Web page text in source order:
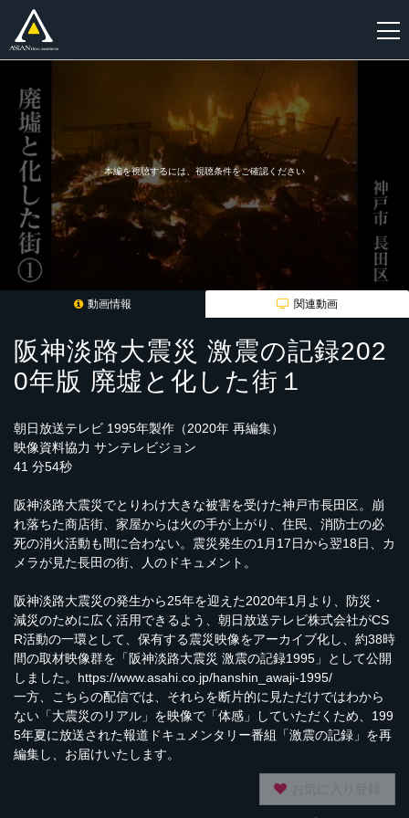
本編を視聴するには、視聴条件をご確認ください
動画情報 関連動画
阪神淡路大震災 激震の記録202
0年版 廃墟と化した街１
朝日放送テレビ 1995年製作（2020年 再編集）
映像資料協力 サンテレビジョン
41 分54秒
阪神淡路大震災でとりわけ大きな被害を受けた神戸市長田区。崩
れ落ちた商店街、家屋からは火の手が上がり、住民、消防士の必
死の消火活動も間に合わない。震災発生の1月17日から翌18日、カ
メラが見た長田の街、人のドキュメント。
阪神淡路大震災の発生から25年を迎えた2020年1月より、防災・
減災のために広く活用できるよう、朝日放送テレビ株式会社がCS
R活動の一環として、保有する震災映像をアーカイブ化し、約38時
間の取材映像群を「阪神淡路大震災 激震の記録1995」として公開
しました。 https://www.asahi.co.jp/hanshin_awaji-1995/
一方、こちらの配信では、それらを断片的に見ただけではわから
ない「大震災のリアル」を映像で「体感」していただくため、199
5年夏に放送された報道ドキュメンタリー番組「激震の記録」を再
編集し、お届けいたします。